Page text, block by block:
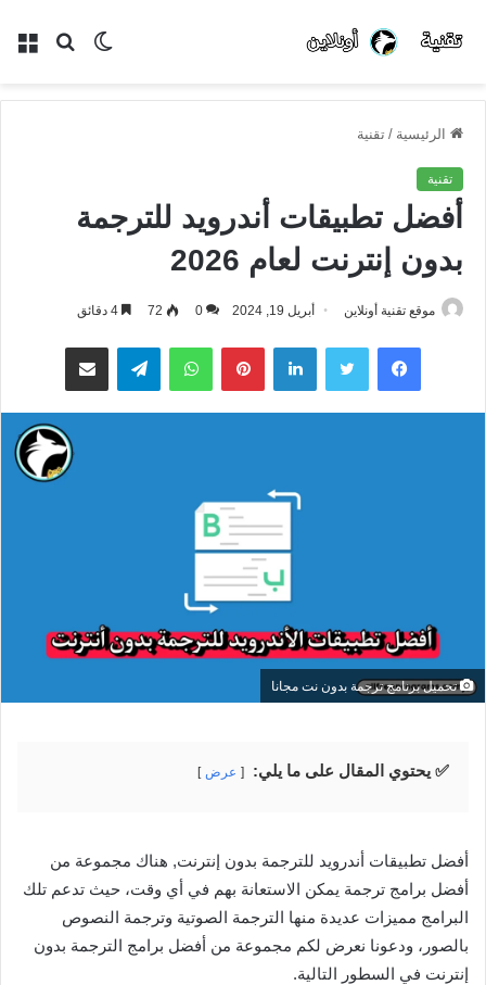
بحث الوضع
الرئيسية / تقنية
تقنية
أفضل تطبيقات أندرويد للترجمة
بدون إنترنت لعام 2026
موقع تقنية أونلاين أبريل 19, 2024 0
72
فيسبوك تويتر لينكدإن بينتيريستواتساب تيلقرام مشاركة عبر البريد
تحميل برنامج ترجمة بدون نت مجانا
✅ يحتوي المقال على ما يلي: عرض
أفضل تطبيقات أندرويد للترجمة بدون إنترنت, هناك مجموعة من
أفضل برامج ترجمة يمكن الاستعانة بهم في أي وقت، حيث تدعم تلك
البرامج مميزات عديدة منها الترجمة الصوتية وترجمة النصوص
بالصور، ودعونا نعرض لكم مجموعة من أفضل برامج الترجمة بدون
إنترنت في السطور التالية.